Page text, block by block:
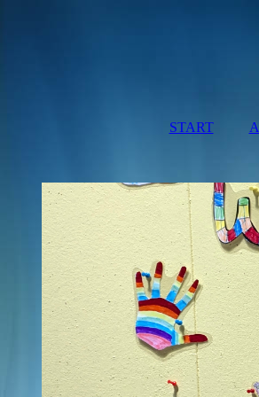
START